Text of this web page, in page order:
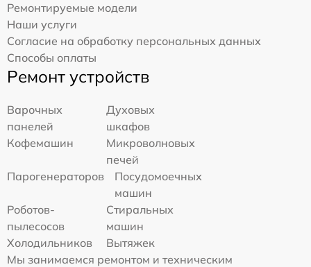
Ремонтируемые модели
Наши услуги
Согласие на обработку персональных данных
Способы оплаты
Ремонт устройств
Варочных
панелей
Духовых
шкафов
Кофемашин
Микроволновых
печей
Парогенераторов
Посудомоечных
машин
Роботов-
пылесосов
Стиральных
машин
Холодильников
Вытяжек
Мы занимаемся ремонтом и техническим